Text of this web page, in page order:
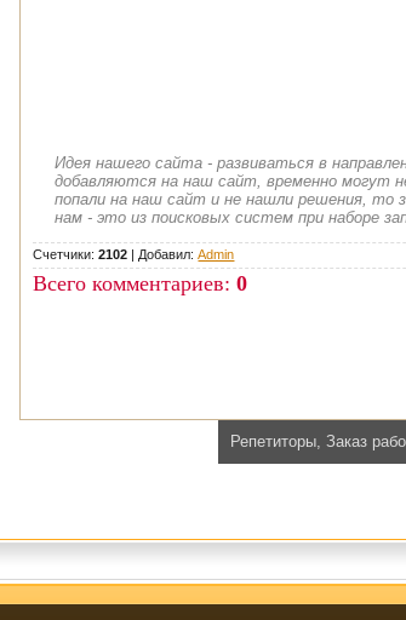
Идея нашего сайта - развиваться в
добавляются на наш сайт, временно могут
попали на наш сайт и не нашли решения, то
нам - это из поисковых систем при наборе
Счетчики:2102 | Добавил:Admin
Всего комментариев:0
Репетиторы, Заказ